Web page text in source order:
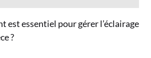
est essentiel pour gérer l’éclairage
?